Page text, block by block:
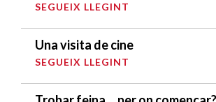
SEGUEIX LLEGINT
Una visita de cine
SEGUEIX LLEGINT